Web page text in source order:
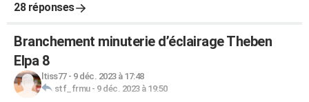
28 réponses
Branchement minuterie d’éclairage Theben
Elpa 8
ltiss77- 9 déc. 2023 à 17:48
stf_frmu- 9 déc. 2023 à 19:50